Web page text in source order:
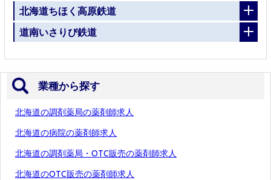
北海道ちほく高原鉄道
道南いさりび鉄道
業種から探す
北海道の調剤薬局の薬剤師求人
北海道の病院の薬剤師求人
北海道の調剤薬局・OTC販売の薬剤師求人
北海道のOTC販売の薬剤師求人